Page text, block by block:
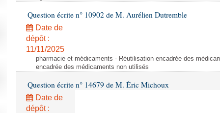
Dossiers législatifs
Budget et sécurité sociale
Questions écrites et orales
Comptes rendus des débats
Question écrite n° 10902 de M. Aurélien Dutremble
Date de
dépôt :
11/11/2025
pharmacie et médicaments - Réutilisation encadrée des
encadrée des médicaments non utilisés
Question écrite n° 14679 de M. Éric Michoux
Date de
dépôt :